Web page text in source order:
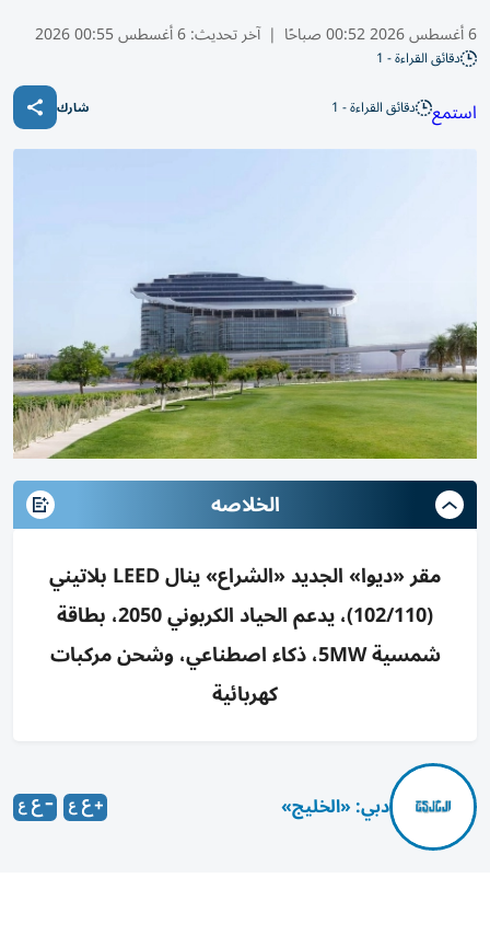
6 أغسطس 2026 00:52 صباحًا | آخر تحديث:6 أغسطس 00:55 2026
دقائق القراءة - 1
استمع دقائق القراءة - 1 شارك
الخلاصه
مقر «ديوا» الجديد «الشراع» ينال LEED بلاتيني
(102/110)، يدعم الحياد الكربوني 2050، بطاقة
شمسية 5MW، ذكاء اصطناعي، وشحن مركبات
كهربائية
دبي: «الخليج»